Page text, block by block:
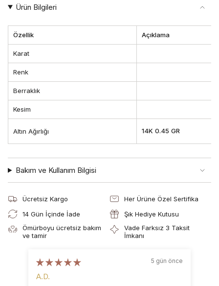
Ürün Bilgileri
Özellik Açıklama
Karat
Renk
Berraklık
Kesim
Altın Ağırlığı 14K 0.45 GR
Bakım ve Kullanım Bilgisi
Ücretsiz Kargo
Her Ürüne Özel Sertifika
14 Gün İçinde İade
Şık Hediye Kutusu
Ömürboyu ücretsiz bakım
ve tamir
Vade Farksız 3 Taksit
İmkanı
5 gün önce
A.D.